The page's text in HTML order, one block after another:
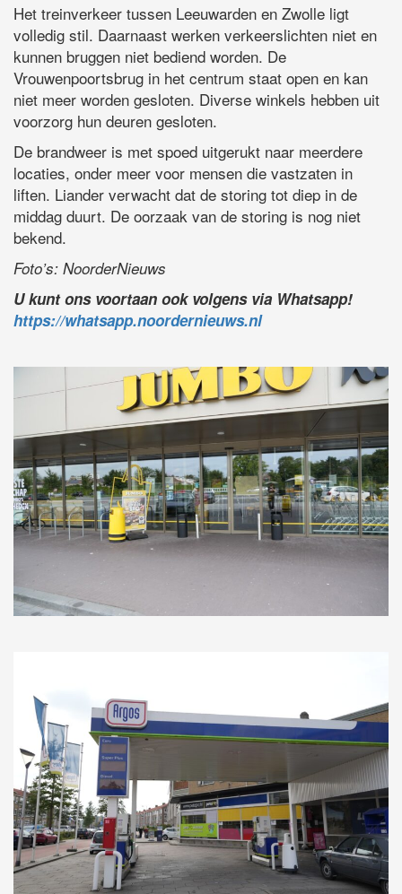
Het treinverkeer tussen Leeuwarden en Zwolle ligt
volledig stil. Daarnaast werken verkeerslichten niet en
kunnen bruggen niet bediend worden. De
Vrouwenpoortsbrug in het centrum staat open en kan
niet meer worden gesloten. Diverse winkels hebben uit
voorzorg hun deuren gesloten.
De brandweer is met spoed uitgerukt naar meerdere
locaties, onder meer voor mensen die vastzaten in
liften. Liander verwacht dat de storing tot diep in de
middag duurt. De oorzaak van de storing is nog niet
bekend.
Foto’s: NoorderNieuws
U kunt ons voortaan ook volgens via Whatsapp!
https://whatsapp.noordernieuws.nl